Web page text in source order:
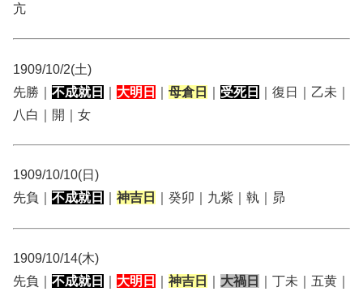
亢
1909/10/2(土)
先勝｜ 不成就日 大明日 母倉日 受死日
｜復日｜乙未｜
八白｜開｜女
1909/10/10(日)
先負｜ 不成就日 神吉日 ｜癸卯｜九紫｜執｜昴
1909/10/14(木)
先負｜ 不成就日 大明日 神吉日 大禍日
｜丁未｜五黄｜